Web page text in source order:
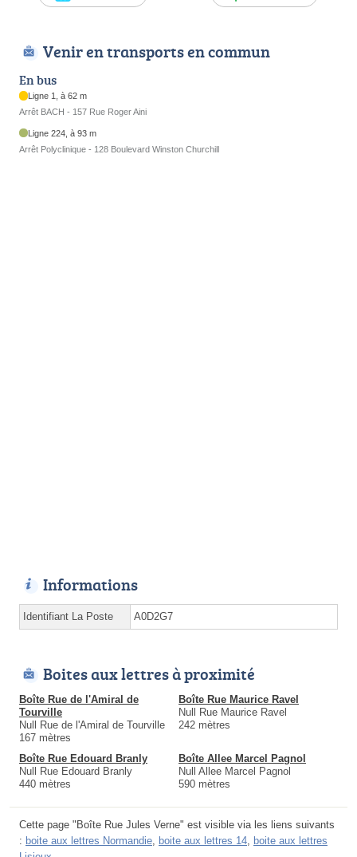
Venir en transports en commun
En bus
Ligne 1, à 62 m
Arrêt BACH - 157 Rue Roger Aini
Ligne 224, à 93 m
Arrêt Polyclinique - 128 Boulevard Winston Churchill
Informations
Identifiant La Poste A0D2G7
Boites aux lettres à proximité
Boîte Rue de l'Amiral de
Tourville
Null Rue de l'Amiral de Tourville
167 mètres
Boîte Rue Maurice Ravel
Null Rue Maurice Ravel
242 mètres
Boîte Rue Edouard Branly
Null Rue Edouard Branly
440 mètres
Boîte Allee Marcel Pagnol
Null Allee Marcel Pagnol
590 mètres
Cette page "Boîte Rue Jules Verne" est visible via les liens suivants
: boite aux lettres Normandie boite aux lettres 14 boite aux lettres